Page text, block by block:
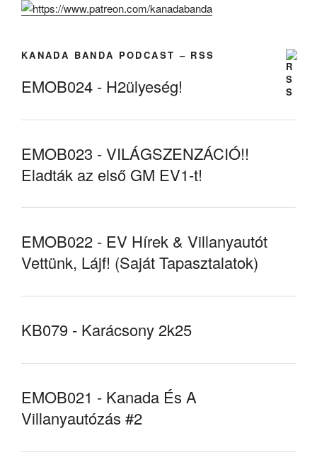
KANADA BANDA PODCAST – RSS
EMOB024 - H2ülyeség!
EMOB023 - VILÁGSZENZÁCIÓ!!
Eladták az első GM EV1-t!
EMOB022 - EV Hírek & Villanyautót
Vettünk, Lájf! (Saját Tapasztalatok)
KB079 - Karácsony 2k25
EMOB021 - Kanada És A
Villanyautózás #2